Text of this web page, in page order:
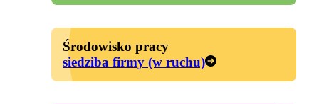
Środowisko pracy
siedziba firmy (w ruchu)